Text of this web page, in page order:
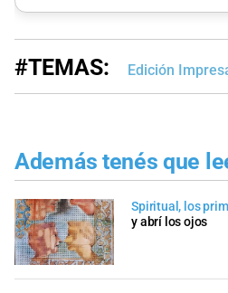
#TEMAS: Edición
Además tenés que
Spiritual, los
y abrí los ojos